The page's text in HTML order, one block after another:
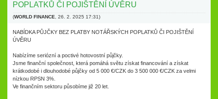
POPLATKŮ ČI POJIŠTĚNÍ ÚVĚRU
(WORLD FINANCE 26. 2. 2025 17:31)
NABÍDKA PŮJČKY BEZ PLATBY NOTÁŘSKÝCH POPLATKŮ ČI POJIŠTĚNÍ
ÚVĚRU
Nabízíme seriózní a poctivé hotovostní půjčky.
Jsme finanční společnost, která pomáhá světu získat financování a získat
krátkodobé i dlouhodobé půjčky od 5 000 €/CZK do 3 500 000 €/CZK za velmi
nízkou RPSN 3%.
Ve finančním sektoru působíme již 20 let.